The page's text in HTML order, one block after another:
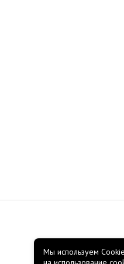
Мы используем